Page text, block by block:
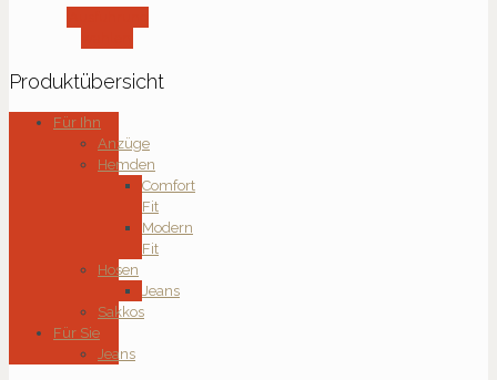
Produktübersicht
Für Ihn
Anzüge
Hemden
Comfort
Fit
Modern
Fit
Hosen
Jeans
Sakkos
Für Sie
Jeans